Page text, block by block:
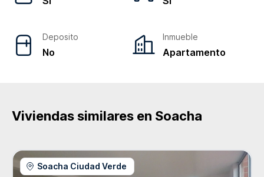
Deposito
No
Inmueble
Apartamento
Viviendas similares en Soacha
Soacha Ciudad Verde